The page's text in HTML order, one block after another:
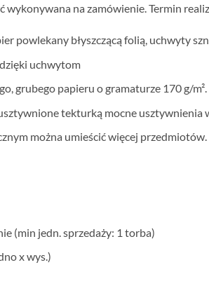
wykonywana na zamówienie. Termin
powlekany błyszczącą folią, uchwyty
uchwytom
grubego papieru o gramaturze 170 g/m².
tekturką mocne usztywnienia
można umieścić więcej przedmiotów.
(min jedn. sprzedaży: 1 torba)
x wys.)